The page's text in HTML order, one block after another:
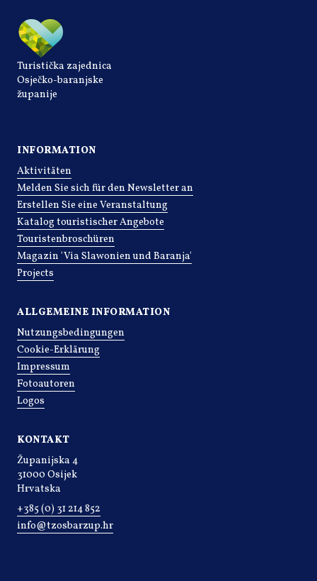
Turistička zajednica
Osječko-baranjske
županije
INFORMATION
Aktivitäten
Melden Sie sich für den Newsletter an
Erstellen Sie eine Veranstaltung
Katalog touristischer Angebote
Touristenbroschüren
Magazin 'Via Slawonien und Baranja'
Projects
ALLGEMEINE INFORMATION
Nutzungsbedingungen
Cookie-Erklärung
Impressum
Fotoautoren
Logos
KONTAKT
Županijska 4
31000 Osijek
Hrvatska
+385 (0) 31 214 852
info@tzosbarzup.hr